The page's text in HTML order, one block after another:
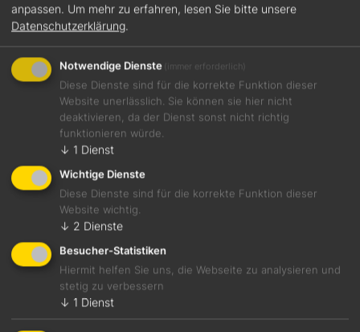
Grünblättrige Aromatik von Akazienblüten, Bärlauch und
Taglilie. Prägnante, vitale Säure bei einem Hauch von
Restsüße.
Foodpairing-Empfehlung
anpassen. Um mehr zu erfahren, lesen Sie bitte unsere
Datenschutzerklärung.
Notwendige Dienste (immer erforderlich)
Diese Dienste sind für die korrekte Funktion dieser
Website unerlässlich. Sie können sie hier nicht
deaktivieren, da der Dienst sonst nicht richtig
funktionieren würde.
↓ 1 Dienst
Wichtige Dienste
Diese Dienste sind für die korrekte Funktion dieser
Website wichtig.
↓ 2 Dienste
Besucher-Statistiken
Hiermit helfen Sie uns, die Webseite zu analysieren und
stetig zu verbessern
↓ 1 Dienst